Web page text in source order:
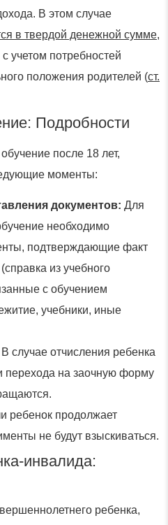
В этом случае
в твердой денежной сумме,
учетом потребностей
положения родителей (ст.
Подробности
после 18 лет,
моменты:
документов: Для
необходимо
подтверждающие факт
из учебного
с обучением
учебники, иные
В случае отчисления ребенка
перехода на заочную форму
ребенок продолжает
не будут взыскиваться.
инвалида:
ребенка,